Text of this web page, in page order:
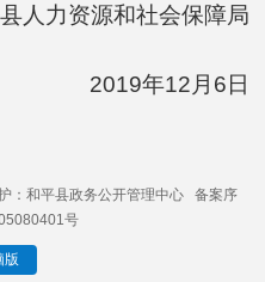
人力资源和社会保障局
2019年12 月 6 日
：和平县政务公开管理中心 备案序
号
版